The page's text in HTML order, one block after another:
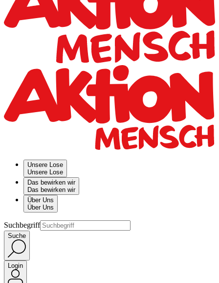
Unsere Lose
Unsere Lose
Das bewirken wir
Das bewirken wir
Über Uns
Über Uns
Suchbegriff
Suche
Login